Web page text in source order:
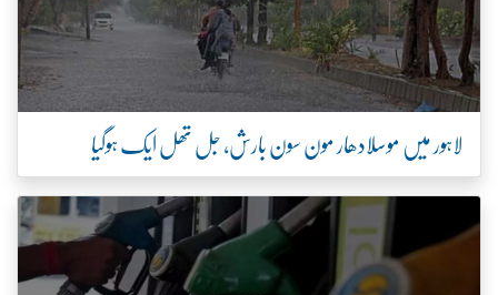
لاہور میں موسلادھار مون سون بارش، جل تھل ایک ہوگیا